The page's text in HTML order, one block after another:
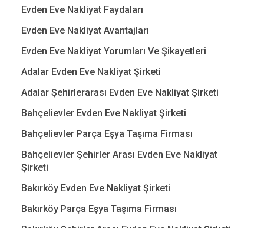
Evden Eve Nakliyat Faydaları
Evden Eve Nakliyat Avantajları
Evden Eve Nakliyat Yorumları Ve Şikayetleri
Adalar Evden Eve Nakliyat Şirketi
Adalar Şehirlerarası Evden Eve Nakliyat Şirketi
Bahçelievler Evden Eve Nakliyat Şirketi
Bahçelievler Parça Eşya Taşıma Firması
Bahçelievler Şehirler Arası Evden Eve Nakliyat
Şirketi
Bakırköy Evden Eve Nakliyat Şirketi
Bakırköy Parça Eşya Taşıma Firması